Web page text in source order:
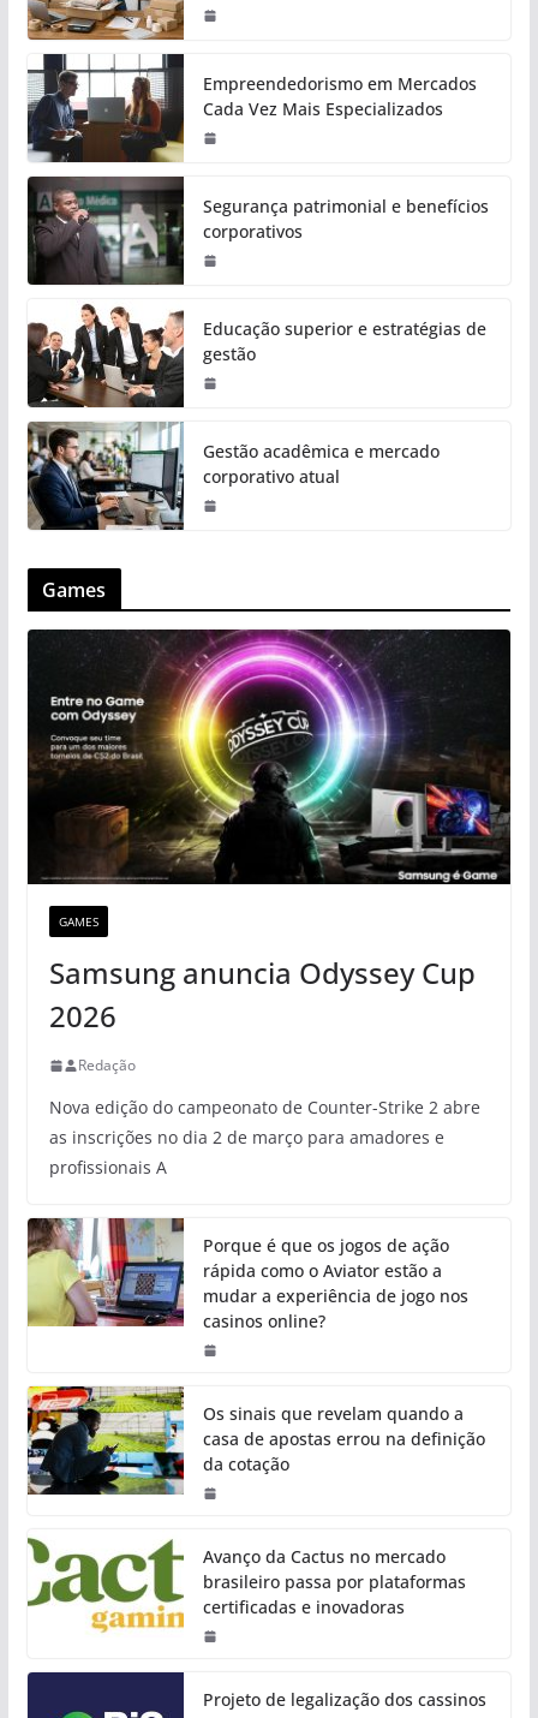
Empreendedorismo em Mercados
Cada Vez Mais Especializados
Segurança patrimonial e benefícios
corporativos
Educação superior e estratégias de
gestão
Gestão acadêmica e mercado
corporativo atual
Games
GAMES
Samsung anuncia Odyssey Cup
2026
Redação
Nova edição do campeonato de Counter-Strike 2 abre
as inscrições no dia 2 de março para amadores e
profissionais A
Porque é que os jogos de ação
rápida como o Aviator estão a
mudar a experiência de jogo nos
casinos online?
Os sinais que revelam quando a
casa de apostas errou na definição
da cotação
Avanço da Cactus no mercado
brasileiro passa por plataformas
certificadas e inovadoras
Projeto de legalização dos cassinos